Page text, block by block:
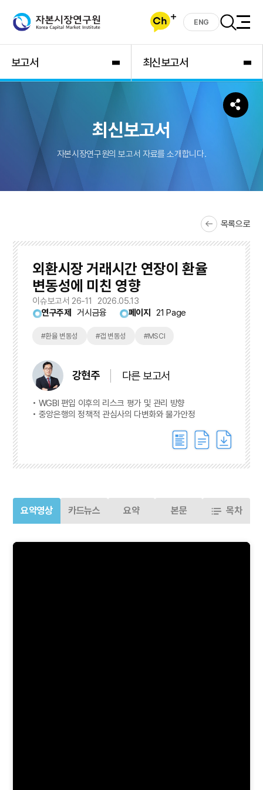
ENG
보고서 최신보고서
최신보고서
자본시장연구원의 보고서 자료를 소개합니다.
목록으로
외환시장 거래시간 연장이 환율
변동성에 미친 영향
이슈보고서 26-11
2026.05.13
연구주제
거시금융 페이지 21 Page
#환율 변동성 #갭 변동성 #MSCI
강현주 다른 보고서
WGBI 편입 이후의 리스크 평가 및 관리 방향
중앙은행의 정책적 관심사의 다변화와 물가안정
요약영상 카드뉴스 요약 본문 목차